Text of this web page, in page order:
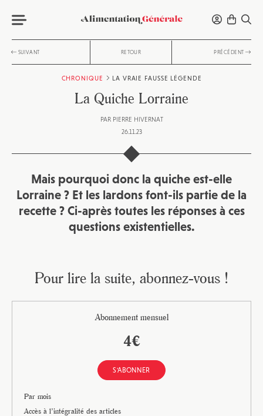
SUIVANT RETOUR PRÉCÉDENT
CHRONIQUE LA VRAIE FAUSSE LÉGENDE
La Quiche Lorraine
PAR PIERRE HIVERNAT
26.11.23
Mais pourquoi donc la quiche est-elle
Lorraine ? Et les lardons font-ils partie de la
recette ? Ci-après toutes les réponses à ces
questions existentielles.
Pour lire la suite, abonnez-vous !
Abonnement mensuel
4€
S'ABONNER
Par mois
Accès à l’intégralité des articles